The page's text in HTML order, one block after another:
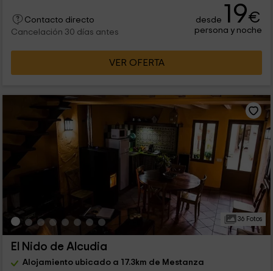
Contacto directo
Cancelación 30 días antes
desde 19€
persona y noche
VER OFERTA
36 Fotos
El Nido de Alcudia
Alojamiento ubicado a 17.3km de Mestanza